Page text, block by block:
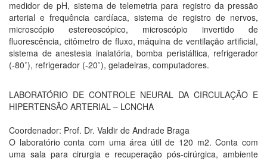
medidor de pH, sistema de telemetria para registro da pressão
arterial e frequência cardíaca, sistema de registro de nervos,
microscópio estereoscópico, microscópio invertido de
fluorescência, citômetro de fluxo, máquina de ventilação artificial,
sistema de anestesia inalatória, bomba peristáltica, refrigerador
(-80˚), refrigerador (-20˚), geladeiras, computadores.
LABORATÓRIO DE CONTROLE NEURAL DA CIRCULAÇÃO E
HIPERTENSÃO ARTERIAL – LCNCHA
Coordenador: Prof. Dr. Valdir de Andrade Braga
O laboratório conta com uma área útil de 120 m2. Conta com
uma sala para cirurgia e recuperação pós-cirúrgica, ambiente